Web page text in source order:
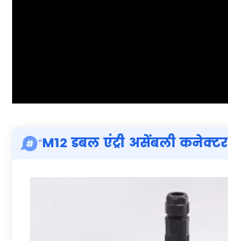
M12 डबल एंट्री असेंबली कनेक्टर